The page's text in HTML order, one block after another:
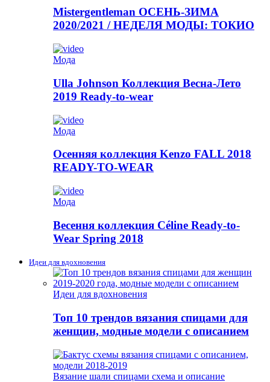
Mistergentleman ОСЕНЬ-ЗИМА
2020/2021 / НЕДЕЛЯ МОДЫ: ТОКИО
Мода
Ulla Johnson Коллекция Весна-Лето
2019 Ready-to-wear
Мода
Осенняя коллекция Kenzo FALL 2018
READY-TO-WEAR
Мода
Весення коллекция Céline Ready-to-
Wear Spring 2018
Идеи для вдохновения
Идеи для вдохновения
Топ 10 трендов вязания спицами для
женщин, модные модели с описанием
Вязание шали спицами схема и описание